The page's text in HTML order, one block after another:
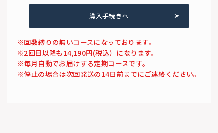
購入手続きへ
※回数縛りの無いコースになっております。
※2回目以降も14,190円(税込）になります。
※毎月自動でお届けする定期コースです。
※停止の場合は次回発送の14日前までにご連絡ください。